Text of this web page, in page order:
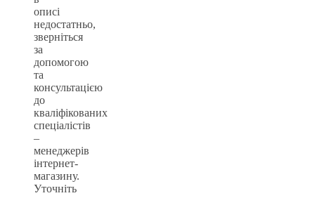
описі
недостатньо,
зверніться
за
допомогою
та
консультацією
до
кваліфікованих
спеціалістів
–
менеджерів
інтернет-
магазину.
Уточніть